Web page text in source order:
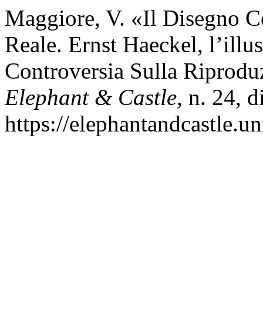
Maggiore, V. «Il Disegno
Reale. Ernst Haeckel,
Controversia Sulla
Elephant & Castle, n. 24,
https://